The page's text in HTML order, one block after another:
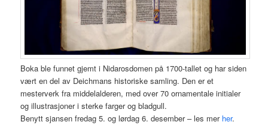
Boka ble funnet gjemt i Nidarosdomen på 1700-tallet og har siden
vært en del av Deichmans historiske samling. Den er et
mesterverk fra middelalderen, med over 70 ornamentale initialer
og illustrasjoner i sterke farger og bladgull.
Benytt sjansen fredag 5. og lørdag 6. desember – les mer her.